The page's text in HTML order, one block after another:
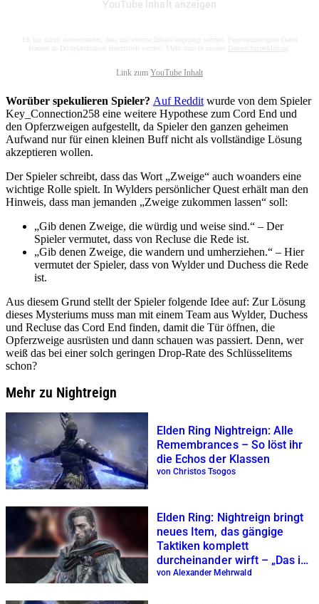
YouTube Inhalt anzeigen
Ich bin damit einverstanden, dass mir externe Inhalte angezeigt werden. Personenbezogene Daten
können an Drittplattformen übermittelt werden. Mehr dazu in unserer Datenschutzerklärung
Link zum YouTube Inhalt
Worüber spekulieren Spieler? Auf Reddit wurde von dem Spieler
Key_Connection258 eine weitere Hypothese zum Cord End und
den Opferzweigen aufgestellt, da Spieler den ganzen geheimen
Aufwand nur für einen kleinen Buff nicht als vollständige Lösung
akzeptieren wollen.
Der Spieler schreibt, dass das Wort „Zweige“ auch woanders eine
wichtige Rolle spielt. In Wylders persönlicher Quest erhält man den
Hinweis, dass man jemanden „Zweige zukommen lassen“ soll:
„Gib denen Zweige, die würdig und weise sind.“ – Der
Spieler vermutet, dass von Recluse die Rede ist.
„Gib denen Zweige, die wandern und umherziehen.“ – Hier
vermutet der Spieler, dass von Wylder und Duchess die Rede
ist.
Aus diesem Grund stellt der Spieler folgende Idee auf: Zur Lösung
dieses Mysteriums muss man mit einem Team aus Wylder, Duchess
und Recluse das Cord End finden, damit die Tür öffnen, die
Opferzweige ausrüsten und dann schauen was passiert. Denn, wer
weiß das bei einer solch geringen Drop-Rate des Schlüsselitems
schon?
Mehr zu Nightreign
Elden Ring Nightreign: Alle
Remembrances – So löst ihr
die Echos der Klassen
von Christos Tsogos
Elden Ring: Nightreign bringt
neues Item, das gängige
Taktiken komplett
durcheinander wirft – „Das ist
absoluter Wahnsinn“
von Alexander Mehrwald